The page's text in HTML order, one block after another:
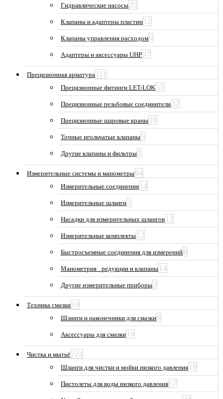
Гидравлические насосы20
Клапаны и адаптеры пластин 12
Клапаны управления расходом9
Адаптеры и аксессуары UHP37
Прецизионная арматура 111
Прецизионные фитинги LET-LOK55
Прецизионные резьбовые соединители32
Прецизионные шаровые краны 18
Точные игольчатые клапаны5
Другие клапаны и фильтры 1
Измерительные системы и манометры64
Измерительные соединения 14
Измерительные шланги2
Насадки для измерительных шлангов 12
Измерительные комплекты 12
Быстросъемные соединения для измерений8
Манометрия_ редукции и клапаны 14
Другие измерительные приборы2
Техника смазки 19
Шланги и наконечники для смазки9
Аксессуары для смазки 10
Чистка и мытьё224
Шланги для чистки и мойки низкого давления 10
Пистолеты для воды низкого давления67